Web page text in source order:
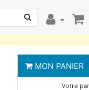
MON PANIER
Votre